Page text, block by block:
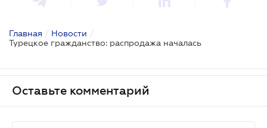
Главная / Новости /
Турецкое гражданство: распродажа началась
Оставьте комментарий